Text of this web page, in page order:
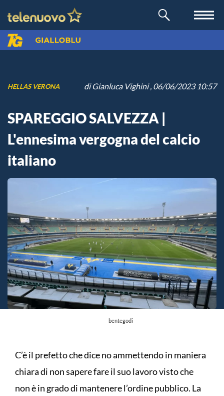
HELLAS VERONA diGianluca Vighini, 06/06/2023 10:57
SPAREGGIO SALVEZZA |
L'ennesima vergogna del calcio
italiano
bentegodi
C’è il prefetto che dice no ammettendo in maniera
chiara di non sapere fare il suo lavoro visto che
non è in grado di mantenere l’ordine pubblico. La